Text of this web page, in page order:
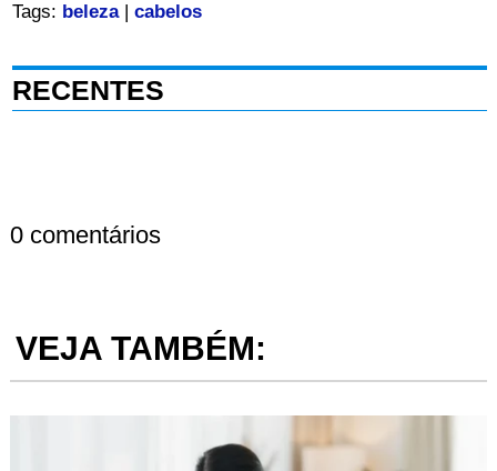
Tags: beleza| cabelos
RECENTES
0 comentários
VEJA TAMBÉM: